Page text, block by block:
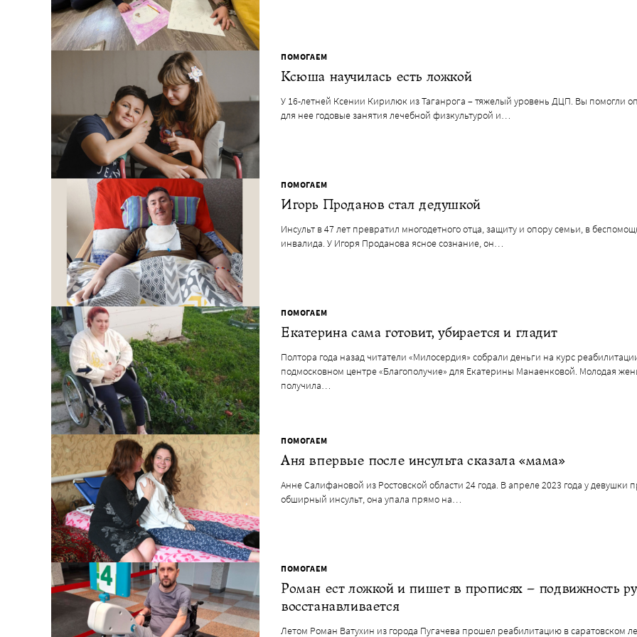
ПОМОГАЕМ
Ксюша научилась есть ложкой
У 16-летней Ксении Кирилюк из Таганрога – тяжелый уровень ДЦП. Вы помогли
для нее годовые занятия лечебной физкультурой и…
ПОМОГАЕМ
Игорь Проданов стал дедушкой
Инсульт в 47 лет превратил многодетного отца, защиту и опору семьи, в
инвалида. У Игоря Проданова ясное сознание, он…
ПОМОГАЕМ
Екатерина сама готовит, убирается и гладит
Полтора года назад читатели «Милосердия» собрали деньги на курс
подмосковном центре «Благополучие» для Екатерины Манаенковой. Молодая
получила…
ПОМОГАЕМ
Аня впервые после инсульта сказала «мама»
Анне Салифановой из Ростовской области 24 года. В апреле 2023 года у девушки
обширный инсульт, она упала прямо на…
ПОМОГАЕМ
Роман ест ложкой и пишет в прописях – подвижность
восстанавливается
Летом Роман Ватухин из города Пугачева прошел реабилитацию в саратовском